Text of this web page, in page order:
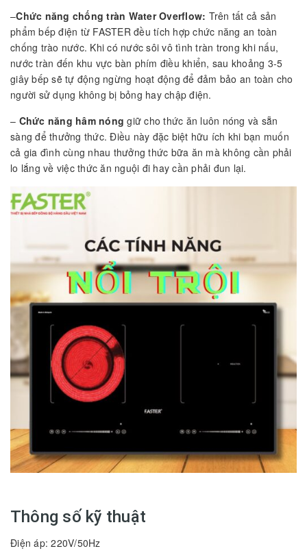
–Chức năng chống tràn Water Overflow: Trên tất cả sản
phẩm bếp điện từ FASTER đều tích hợp chức năng an toàn
chống trào nước. Khi có nước sôi vô tình tràn trong khi nấu,
nước tràn đến khu vực bàn phím điều khiển, sau khoảng 3-5
giây bếp sẽ tự động ngừng hoạt động để đảm bảo an toàn cho
người sử dụng không bị bỏng hay chập điện.
– Chức năng hâm nóng giữ cho thức ăn luôn nóng và sẵn
sàng để thưởng thức. Điều này đặc biệt hữu ích khi bạn muốn
cả gia đình cùng nhau thưởng thức bữa ăn mà không cần phải
lo lắng về việc thức ăn nguội đi hay cần phải đun lại.
Thông số kỹ thuật
Điện áp: 220V/50Hz